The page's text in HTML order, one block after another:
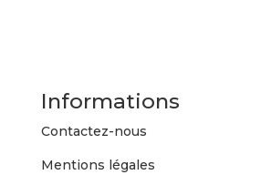
Informations
Contactez-nous
Mentions légales